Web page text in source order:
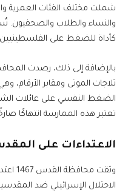
شملت مختلف الفئات العمرية
والنساء والطلاب والصحفيون.
كأداة للضغط على
ثلاجات الموتى ومقابر
الضغط النفسي على عائلات
تعتبر هذه الممارسة انتهاكًا
الاعتداءات على
وثقت
الاحتلال الإسرائيلي ضد